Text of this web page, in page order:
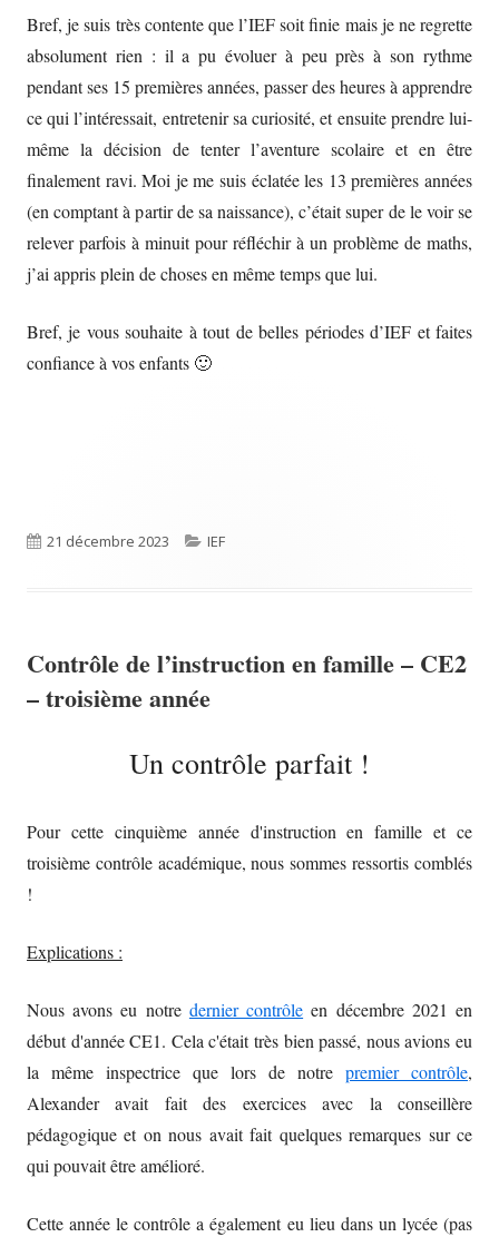
Bref, je suis très contente que l’IEF soit finie mais je ne regrette
absolument rien : il a pu évoluer à peu près à son rythme
pendant ses 15 premières années, passer des heures à apprendre
ce qui l’intéressait, entretenir sa curiosité, et ensuite prendre lui-
même la décision de tenter l’aventure scolaire et en être
finalement ravi. Moi je me suis éclatée les 13 premières années
(en comptant à partir de sa naissance), c’était super de le voir se
relever parfois à minuit pour réfléchir à un problème de maths,
j’ai appris plein de choses en même temps que lui.
Bref, je vous souhaite à tout de belles périodes d’IEF et faites
confiance à vos enfants 🙂
Published
21 décembre 2023 Categories
IEF
Contrôle de l’instruction en famille – CE2
– troisième année
Un contrôle parfait !
Pour cette cinquième année d'instruction en famille et ce
troisième contrôle académique, nous sommes ressortis comblés
!
Explications :
Nous avons eu notre dernier contrôle en décembre 2021 en
début d'année CE1. Cela c'était très bien passé, nous avions eu
la même inspectrice que lors de notre premier contrôle,
Alexander avait fait des exercices avec la conseillère
pédagogique et on nous avait fait quelques remarques sur ce
qui pouvait être amélioré.
Cette année le contrôle a également eu lieu dans un lycée (pas